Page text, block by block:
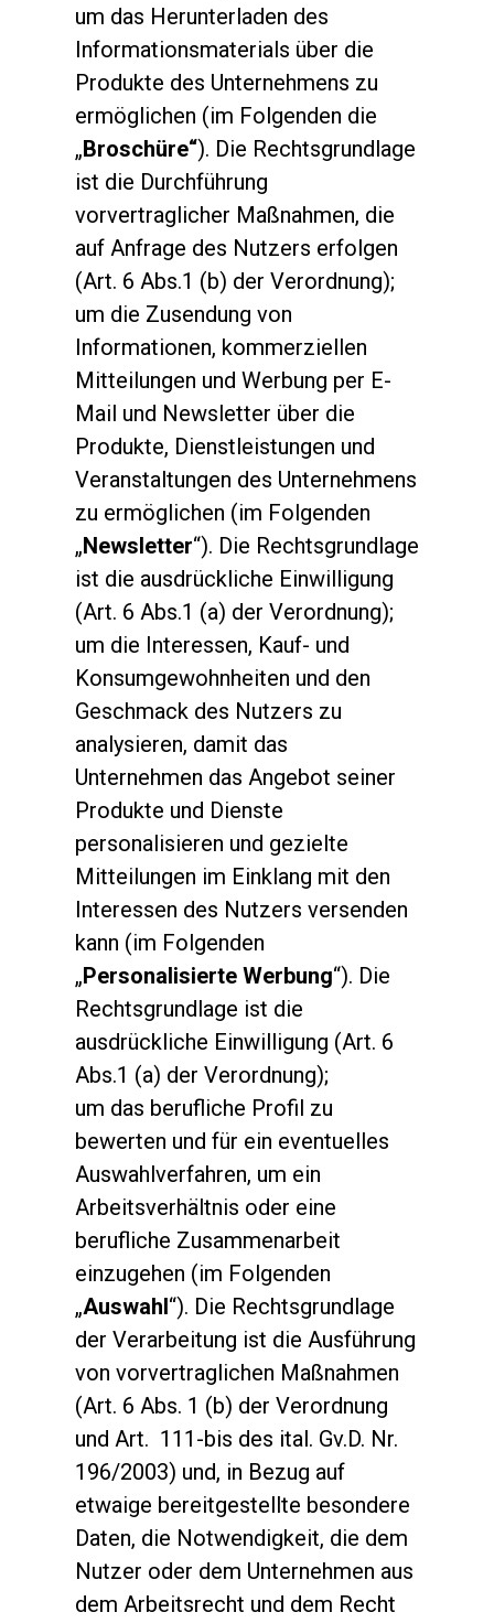
um das Herunterladen des
Informationsmaterials über die
Produkte des Unternehmens zu
ermöglichen (im Folgenden die
„Broschüre“). Die Rechtsgrundlage
ist die Durchführung
vorvertraglicher Maßnahmen, die
auf Anfrage des Nutzers erfolgen
(Art. 6 Abs.1 (b) der Verordnung);
um die Zusendung von
Informationen, kommerziellen
Mitteilungen und Werbung per E-
Mail und Newsletter über die
Produkte, Dienstleistungen und
Veranstaltungen des Unternehmens
zu ermöglichen (im Folgenden
„Newsletter“). Die Rechtsgrundlage
ist die ausdrückliche Einwilligung
(Art. 6 Abs.1 (a) der Verordnung);
um die Interessen, Kauf- und
Konsumgewohnheiten und den
Geschmack des Nutzers zu
analysieren, damit das
Unternehmen das Angebot seiner
Produkte und Dienste
personalisieren und gezielte
Mitteilungen im Einklang mit den
Interessen des Nutzers versenden
kann (im Folgenden
„Personalisierte Werbung“). Die
Rechtsgrundlage ist die
ausdrückliche Einwilligung (Art. 6
Abs.1 (a) der Verordnung);
um das berufliche Profil zu
bewerten und für ein eventuelles
Auswahlverfahren, um ein
Arbeitsverhältnis oder eine
berufliche Zusammenarbeit
einzugehen (im Folgenden
„Auswahl“). Die Rechtsgrundlage
der Verarbeitung ist die Ausführung
von vorvertraglichen Maßnahmen
(Art. 6 Abs. 1 (b) der Verordnung
und Art. 111-bis des ital. Gv.D. Nr.
196/2003) und, in Bezug auf
etwaige bereitgestellte besondere
Daten, die Notwendigkeit, die dem
Nutzer oder dem Unternehmen aus
dem Arbeitsrecht und dem Recht